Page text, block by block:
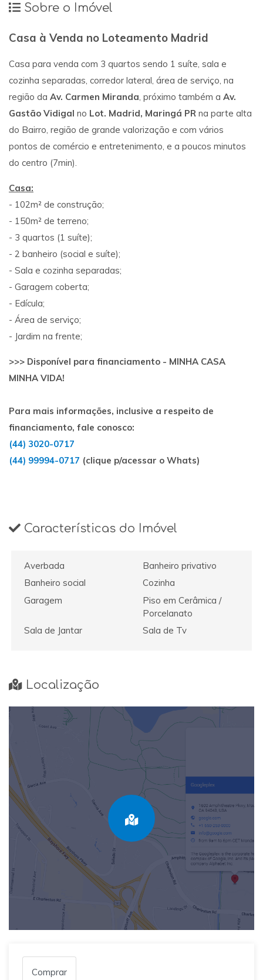
Sobre o Imóvel
Casa à Venda no Loteamento Madrid
Casa para venda com 3 quartos sendo 1 suíte, sala e
cozinha separadas, corredor lateral, área de serviço, na
região da Av. Carmen Miranda, próximo também a Av.
Gastão Vidigal no Lot. Madrid, Maringá PR na parte alta
do Bairro, região de grande valorização e com vários
pontos de comércio e entretenimento, e a poucos minutos
do centro (7min).
Casa:
- 102m² de construção;
- 150m² de terreno;
- 3 quartos (1 suíte);
- 2 banheiro (social e suíte);
- Sala e cozinha separadas;
- Garagem coberta;
- Edícula;
- Área de serviço;
- Jardim na frente;
>>> Disponível para financiamento - MINHA CASA
MINHA VIDA!
Para mais informações, inclusive a respeito de
financiamento, fale conosco:
(44) 3020-0717
(44) 99994-0717 (clique p/acessar o Whats)
Características do Imóvel
Averbada
Banheiro privativo
Banheiro social
Cozinha
Garagem
Piso em Cerâmica /
Porcelanato
Sala de Jantar
Sala de Tv
Localização
Comprar